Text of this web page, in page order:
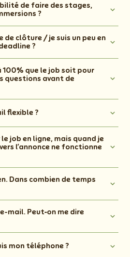
de faire des stages,
?
de clôture / je suis un peu en
?
100% que le job soit pour
questions avant de
flexible ?
le job en ligne, mais quand je
l’annonce ne fonctionne
Dans combien de temps
mail. Peut‑on me dire
mon téléphone ?